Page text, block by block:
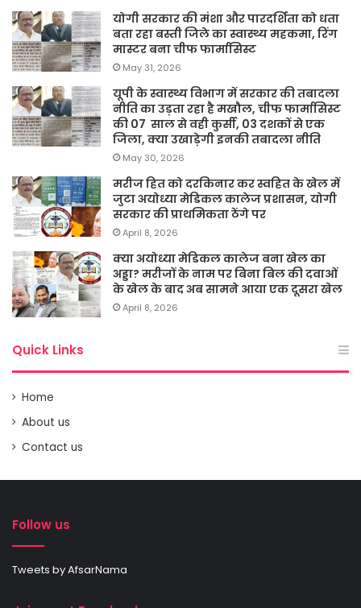
योगी सरकार की मंशा और पारदर्शिता को धता
बता रहा बस्ती जिले का स्वास्थ्य महकमा, रिंग
मास्टर बना चीफ फार्मासिस्ट
May 31, 2026
यूपी के स्वास्थ्य विभाग में सरकार की तबादला
नीति का उड़ता रहा है मखौल, चीफ फार्मासिस्ट
की 07 साल से वही कुर्सी, 03 दशकों से एक
जिला, क्या उखाड़ेगी इनकी तबादला नीति
May 30, 2026
मरीज हित को दरकिनार कर स्वहित के खेल में
जुटा अयोध्या मेडिकल कालेज प्रशासन, योगी
सरकार की प्राथमिकता ठेंगे पर
April 8, 2026
क्या अयोध्या मेडिकल कालेज बना खेल का
अड्डा? मरीजों के नाम पर बिना बिल की दवाओं
के खेल के बाद अब सामने आया एक दूसरा खेल
April 8, 2026
Quick Links
Home
About us
Contact us
Follow us
Tweets by AfsarNama